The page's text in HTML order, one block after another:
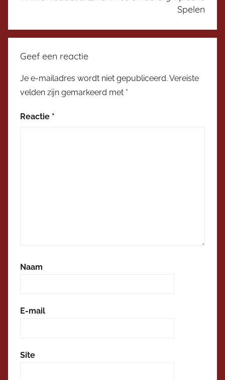
f
o
Spelen
Geef een reactie
Je e-mailadres wordt niet gepubliceerd. Vereiste
velden zijn gemarkeerd met *
Reactie *
Naam
E-mail
Site